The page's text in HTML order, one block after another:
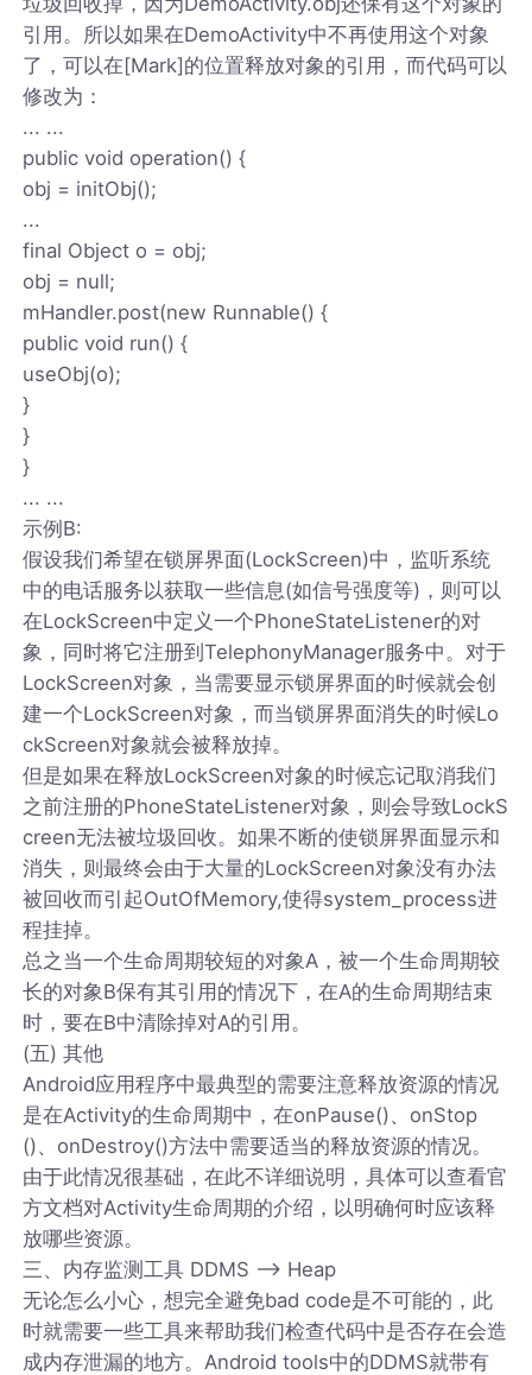
引用。所以如果在DemoActivity中不再使用这个对象
了，可以在[Mark]的位置释放对象的引用，而代码可以
修改为：
... ...
public void operation() {
obj = initObj();
...
final Object o = obj;
obj = null;
mHandler.post(new Runnable() {
public void run() {
useObj(o);
}
}
}
... ...
示例B:
假设我们希望在锁屏界面(LockScreen)中，监听系统
中的电话服务以获取一些信息(如信号强度等)，则可以
在LockScreen中定义一个PhoneStateListener的对
象，同时将它注册到TelephonyManager服务中。对于
LockScreen对象，当需要显示锁屏界面的时候就会创
建一个LockScreen对象，而当锁屏界面消失的时候Lo
ckScreen对象就会被释放掉。
但是如果在释放LockScreen对象的时候忘记取消我们
之前注册的PhoneStateListener对象，则会导致LockS
creen无法被垃圾回收。如果不断的使锁屏界面显示和
消失，则最终会由于大量的LockScreen对象没有办法
被回收而引起OutOfMemory,使得system_process进
程挂掉。
总之当一个生命周期较短的对象A，被一个生命周期较
长的对象B保有其引用的情况下，在A的生命周期结束
时，要在B中清除掉对A的引用。
(五) 其他
Android应用程序中最典型的需要注意释放资源的情况
是在Activity的生命周期中，在onPause()、onStop
()、onDestroy()方法中需要适当的释放资源的情况。
由于此情况很基础，在此不详细说明，具体可以查看官
方文档对Activity生命周期的介绍，以明确何时应该释
放哪些资源。
三、内存监测工具 DDMS --> Heap
无论怎么小心，想完全避免bad code是不可能的，此
时就需要一些工具来帮助我们检查代码中是否存在会造
成内存泄漏的地方。Android tools中的DDMS就带有